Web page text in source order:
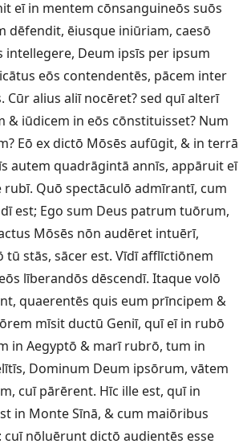
eī in mentem cōnsanguineōs suōs
dēfendit, ēiusque iniūriam, caesō
Deum ipsīs per ipsum
eōs contendentēs, pācem inter
alius aliī nocēret? sed quī alterī
iūdicem in eōs cōnstituisset? Num
Eō ex dictō Mōsēs aufūgit, & in terrā
autem quadrāgintā annīs, appāruit eī
Quō spectāculō admīrantī, cum
est; Ego sum Deus patrum tuōrum,
Mōsēs nōn audēret intuērī,
stās, sācer est. Vīdī afflīctiōnem
līberandōs dēscendī. Itaque volō
quaerentēs quis eum prīncipem &
mīsit ductū Geniī, quī eī in rubō
in Aegyptō & marī rubrō, tum in
Dominum Deum ipsōrum, vātem
cuī pārērent. Hīc ille est, quī in
in Monte Sīnā, & cum maiōribus
nōluērunt dictō audientēs esse